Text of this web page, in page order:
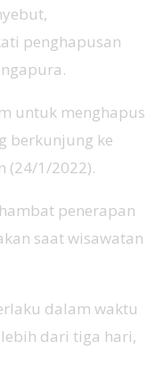
penghapusan
untuk menghapus
berkunjung ke
(24/1/2022).
penerapan
saat wisawatan
dalam waktu
dari tiga hari,